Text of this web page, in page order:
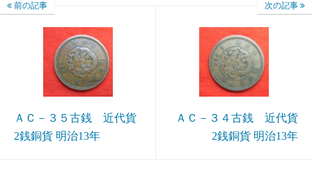
前の記事
ＡＣ－３５古銭 近代貨
2銭銅貨 明治13年
次の記事
ＡＣ－３４古銭 近代貨
2銭銅貨 明治13年